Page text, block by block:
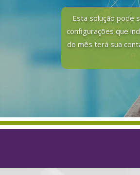
Esta solução pode
configurações que
do mês terá sua